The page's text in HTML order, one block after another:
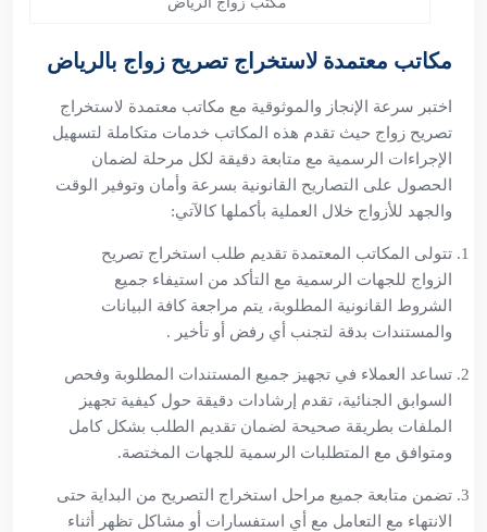
مكاتب معتمدة لاستخراج تصريح زواج بالرياض
اختبر سرعة الإنجاز والموثوقية مع مكاتب معتمدة لاستخراج
تصريح زواج حيث تقدم هذه المكاتب خدمات متكاملة لتسهيل
الإجراءات الرسمية مع متابعة دقيقة لكل مرحلة لضمان
الحصول على التصاريح القانونية بسرعة وأمان وتوفير الوقت
والجهد للأزواج خلال العملية بأكملها كالآتي:
تتولى المكاتب المعتمدة تقديم طلب استخراج تصريح
الزواج للجهات الرسمية مع التأكد من استيفاء جميع
الشروط القانونية المطلوبة، يتم مراجعة كافة البيانات
والمستندات بدقة لتجنب أي رفض أو تأخير .
تساعد العملاء في تجهيز جميع المستندات المطلوبة وفحص
السوابق الجنائية، تقدم إرشادات دقيقة حول كيفية تجهيز
الملفات بطريقة صحيحة لضمان تقديم الطلب بشكل كامل
ومتوافق مع المتطلبات الرسمية للجهات المختصة.
تضمن متابعة جميع مراحل استخراج التصريح من البداية حتى
الانتهاء مع التعامل مع أي استفسارات أو مشاكل تظهر أثناء